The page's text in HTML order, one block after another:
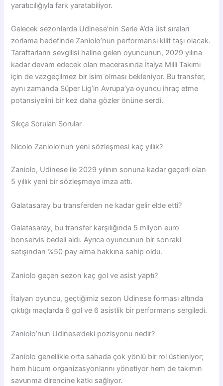
yaratıcılığıyla fark yaratabiliyor.
Gelecek sezonlarda Udinese’nin Serie A’da üst sıraları
zorlama hedefinde Zaniolo’nun performansı kilit taşı olacak.
Taraftarların sevgilisi haline gelen oyuncunun, 2029 yılına
kadar devam edecek olan macerasında İtalya Milli Takımı
için de vazgeçilmez bir isim olması bekleniyor. Bu transfer,
aynı zamanda Süper Lig’in Avrupa’ya oyuncu ihraç etme
potansiyelini bir kez daha gözler önüne serdi.
Sıkça Sorulan Sorular
Nicolo Zaniolo’nun yeni sözleşmesi kaç yıllık?
Zaniolo, Udinese ile 2029 yılının sonuna kadar geçerli olan
5 yıllık yeni bir sözleşmeye imza attı.
Galatasaray bu transferden ne kadar gelir elde etti?
Galatasaray, bu transfer karşılığında 5 milyon euro
bonservis bedeli aldı. Ayrıca oyuncunun bir sonraki
satışından %50 pay alma hakkına sahip oldu.
Zaniolo geçen sezon kaç gol ve asist yaptı?
İtalyan oyuncu, geçtiğimiz sezon Udinese forması altında
çıktığı maçlarda 6 gol ve 6 asistlik bir performans sergiledi.
Zaniolo’nun Udinese’deki pozisyonu nedir?
Zaniolo genellikle orta sahada çok yönlü bir rol üstleniyor;
hem hücum organizasyonlarını yönetiyor hem de takımın
savunma direncine katkı sağlıyor.